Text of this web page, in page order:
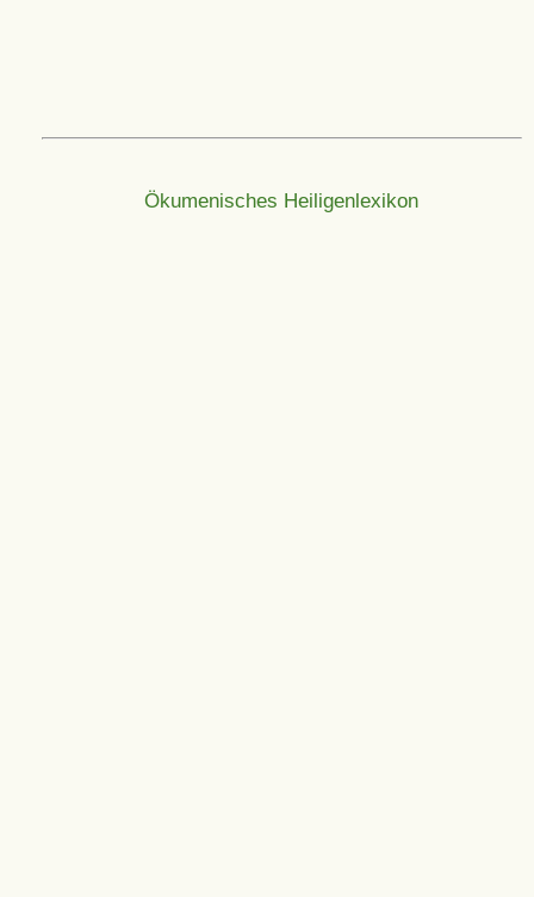
Ökumenisches Heiligenlexikon